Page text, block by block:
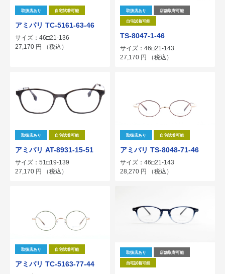
取扱店あり 自宅試着可能
アミパリ TC-5161-63-46
サイズ：46□21-136
27,170 円 （税込）
取扱店あり 店舗取寄可能
自宅試着可能
TS-8047-1-46
サイズ：46□21-143
27,170 円 （税込）
取扱店あり 自宅試着可能
アミパリ AT-8931-15-51
サイズ：51□19-139
27,170 円 （税込）
取扱店あり 自宅試着可能
アミパリ TS-8048-71-46
サイズ：46□21-143
28,270 円 （税込）
取扱店あり 自宅試着可能
アミパリ TC-5163-77-44
取扱店あり 店舗取寄可能
自宅試着可能